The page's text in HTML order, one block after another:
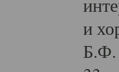
и
Б.Ф.